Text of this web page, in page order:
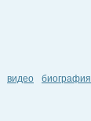
видео биография